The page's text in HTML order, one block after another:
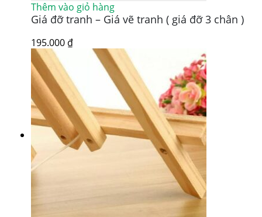
Thêm vào giỏ hàng
Giá đỡ tranh – Giá vẽ tranh ( giá đỡ 3 chân )
195.000 ₫